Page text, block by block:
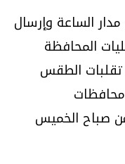
الساعة وإرسال
المحافظة
تقلبات الطقس
صباح الخميس